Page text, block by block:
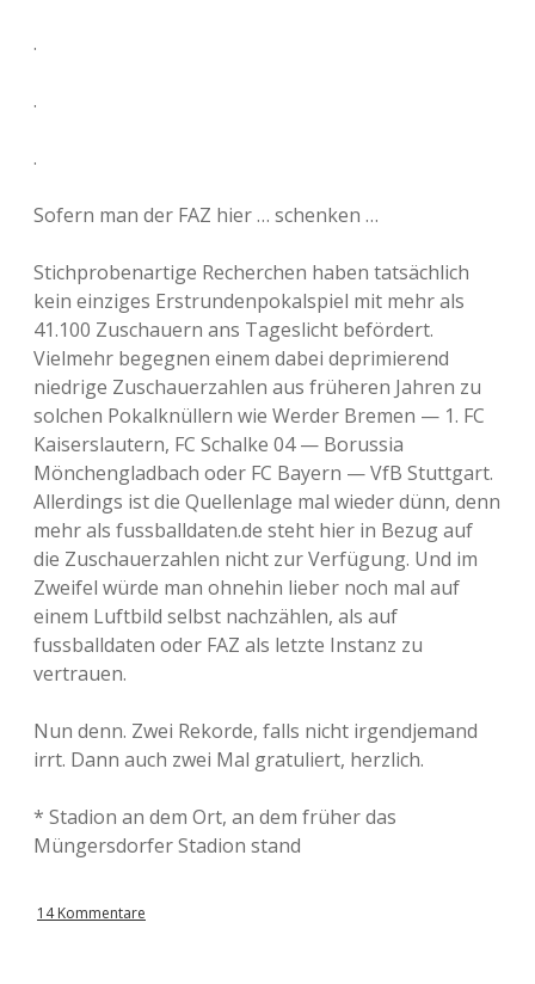
.
.
.
Sofern man der FAZ hier … schenken …
Stichprobenartige Recherchen haben tatsächlich
kein einziges Erstrundenpokalspiel mit mehr als
41.100 Zuschauern ans Tageslicht befördert.
Vielmehr begegnen einem dabei deprimierend
niedrige Zuschauerzahlen aus früheren Jahren zu
solchen Pokalknüllern wie Werder Bremen — 1. FC
Kaiserslautern, FC Schalke 04 — Borussia
Mönchengladbach oder FC Bayern — VfB Stuttgart.
Allerdings ist die Quellenlage mal wieder dünn, denn
mehr als fussballdaten.de steht hier in Bezug auf
die Zuschauerzahlen nicht zur Verfügung. Und im
Zweifel würde man ohnehin lieber noch mal auf
einem Luftbild selbst nachzählen, als auf
fussballdaten oder FAZ als letzte Instanz zu
vertrauen.
Nun denn. Zwei Rekorde, falls nicht irgendjemand
irrt. Dann auch zwei Mal gratuliert, herzlich.
* Stadion an dem Ort, an dem früher das
Müngersdorfer Stadion stand
14 Kommentare